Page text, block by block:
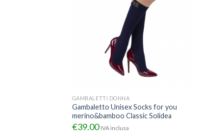
GAMBALETTI DONNA
Gambaletto Unisex Socks for you
merino&bamboo Classic Solidea
€39.00 IVA inclusa